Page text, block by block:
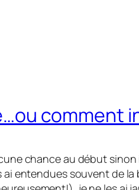
comment
chance au début
ai entendues souvent de